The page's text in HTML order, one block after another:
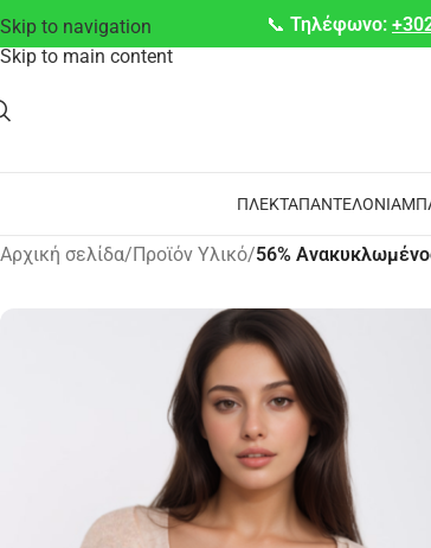
Skip to navigation
Skip to main content
📞 Τηλέφωνο:
ΠΛΕΚΤΆΠΑΝΤΕΛΌΝΙΑ
Αρχική σελίδα/Προϊόν Υλικό/56%